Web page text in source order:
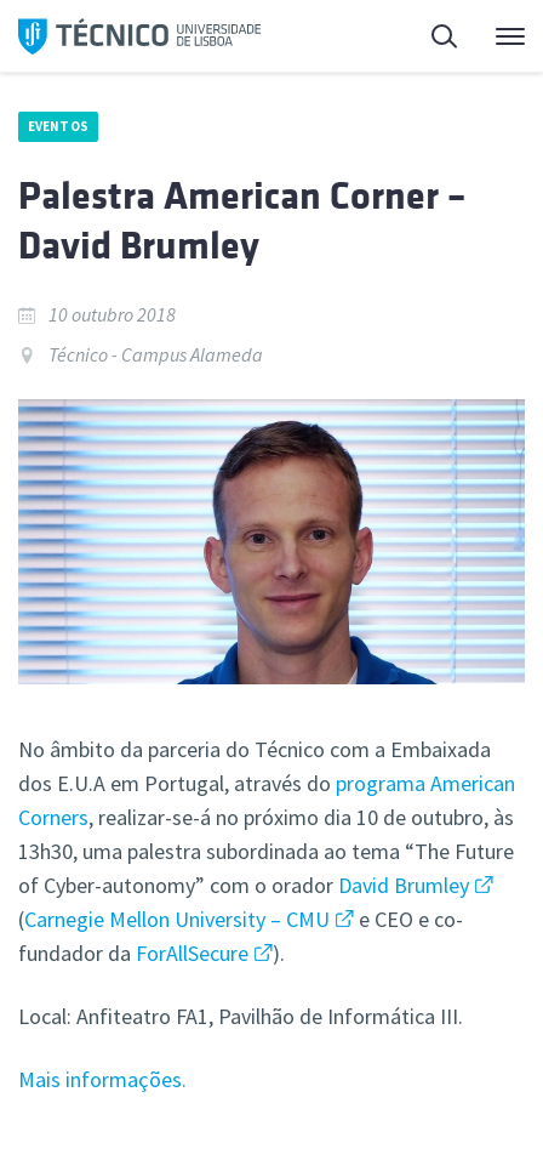
Saltar
para
Pesquisa
EVENTOS
Palestra American Corner –
David Brumley
10 outubro 2018
Técnico - Campus Alameda
No âmbito da parceria do Técnico com a Embaixada
dos E.U.A em Portugal, através do programa American
Corners, realizar-se-á no próximo dia 10 de outubro, às
13h30, uma palestra subordinada ao tema “The Future
of Cyber-autonomy” com o orador David Brumley
(Carnegie Mellon University – CMU
e CEO e co-
fundador da ForAllSecure ).
Local: Anfiteatro FA1, Pavilhão de Informática III.
Mais informações.